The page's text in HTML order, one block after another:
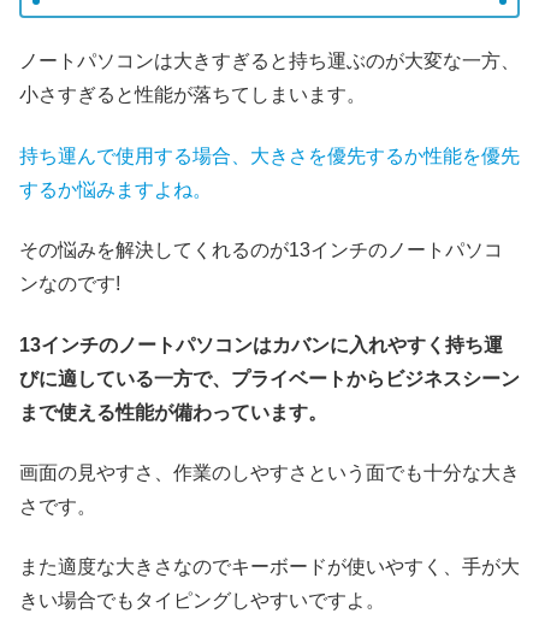
ノートパソコンは大きすぎると持ち運ぶのが大変な一方、
小さすぎると性能が落ちてしまいます。
持ち運んで使用する場合、大きさを優先するか性能を優先
するか悩みますよね。
その悩みを解決してくれるのが13インチのノートパソコ
ンなのです!
13インチのノートパソコンはカバンに入れやすく持ち運
びに適している一方で、プライベートからビジネスシーン
まで使える性能が備わっています。
画面の見やすさ、作業のしやすさという面でも十分な大き
さです。
また適度な大きさなのでキーボードが使いやすく、手が大
きい場合でもタイピングしやすいですよ。